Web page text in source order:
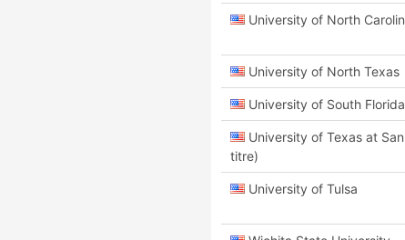
University of North
University of North Texas
University of South Florida
University of Texas at
titre)
University of Tulsa